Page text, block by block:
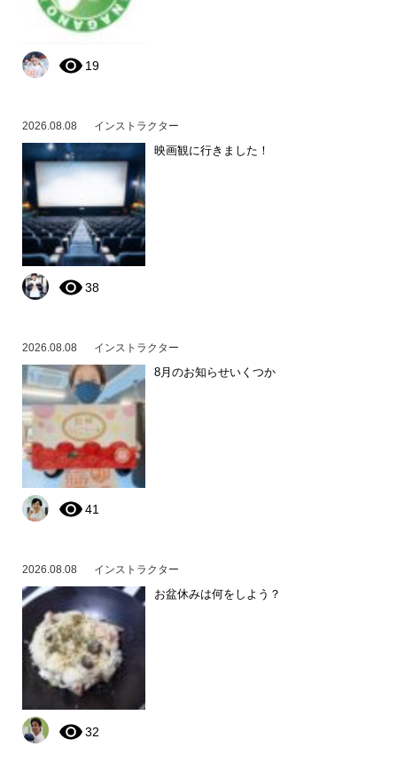
19
2026.08.08 インストラクター
映画観に行きました！
38
2026.08.08 インストラクター
8月のお知らせいくつか
41
2026.08.08 インストラクター
お盆休みは何をしよう？
32